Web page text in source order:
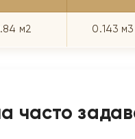
м2 0.143 м3
часто